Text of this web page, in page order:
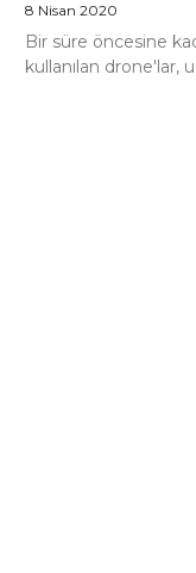
8 Nisan 2020
Bir süre öncesine
kullanılan drone'lar,